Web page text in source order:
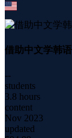
借助中文学韩
--
students
3.8 hours
content
Nov 2023
updated